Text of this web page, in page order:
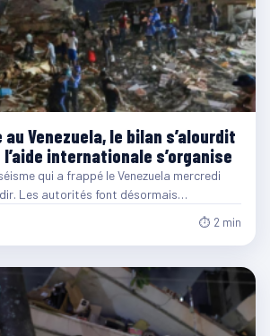
au Venezuela, le bilan s’alourdit
internationale s’organise
qui a frappé le Venezuela mercredi
Les autorités font désormais…
⏱ 2 min